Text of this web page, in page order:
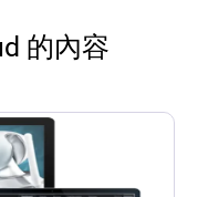
的內容